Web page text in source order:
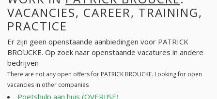
VACANCIES, CAREER, TRAINING,
PRACTICE
Er zijn geen openstaande aanbiedingen voor PATRICK
BROUCKE. Op zoek naar openstaande vacatures in andere
bedrijven
There are not any open offers for PATRICK BROUCKE. Looking for open
vacancies in other companies
Poetshulp aan huis (OVERIJSE)